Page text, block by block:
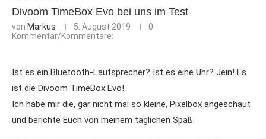
Divoom TimeBox Evo bei uns im Test
von Markus 5. August 2019
0
Kommentar/Kommentare:
Ist es ein Bluetooth-Lautsprecher? Ist es eine Uhr? Jein! Es
ist die Divoom TimeBox Evo!
Ich habe mir die, gar nicht mal so kleine, Pixelbox angeschaut
und berichte Euch von meinem täglichen Spaß.